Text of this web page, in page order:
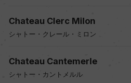
Chateau Clerc Milon
シャトー・クレール・ミロン
Chateau Cantemerle
シャトー・カントメルル